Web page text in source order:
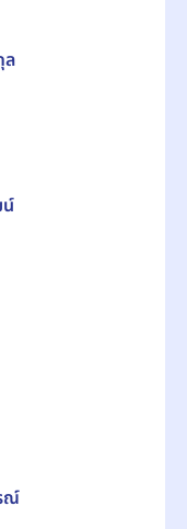
ณ์